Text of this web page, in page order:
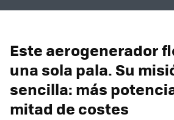
Este aerogenerador
una sola pala. Su
sencilla: más
mitad de costes